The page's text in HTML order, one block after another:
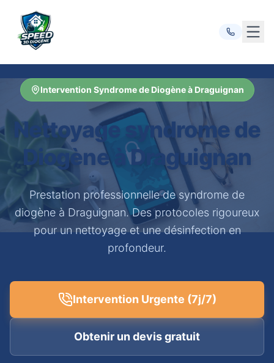
Intervention Syndrome de Diogène à Draguignan
Nettoyage syndrome de
Diogène à Draguignan
Prestation professionnelle de syndrome de
diogène à Draguignan. Des protocoles rigoureux
pour un nettoyage et une désinfection en
profondeur.
Intervention Urgente (7j/7)
Obtenir un devis gratuit